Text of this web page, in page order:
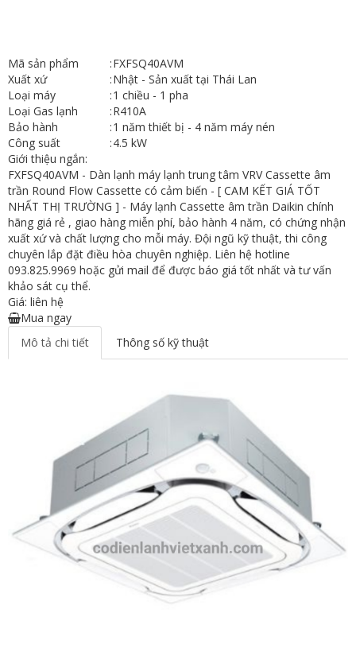
Mã sản phẩm :FXFSQ40AVM
Xuất xứ
:Nhật - Sản xuất tại Thái Lan
Loại máy
:1 chiều - 1 pha
Loại Gas lạnh
:R410A
Bảo hành
:1 năm thiết bị - 4 năm máy nén
Công suất
:4.5 kW
Giới thiệu ngắn:
FXFSQ40AVM - Dàn lạnh máy lạnh trung tâm VRV Cassette âm
trần Round Flow Cassette có cảm biến - [ CAM KẾT GIÁ TỐT
NHẤT THỊ TRƯỜNG ] - Máy lạnh Cassette âm trần Daikin chính
hãng giá rẻ , giao hàng miễn phí, bảo hành 4 năm, có chứng nhận
xuất xứ và chất lượng cho mỗi máy. Đội ngũ kỹ thuật, thi công
chuyên lắp đặt điều hòa chuyên nghiệp. Liên hệ hotline
093.825.9969 hoặc gửi mail để được báo giá tốt nhất và tư vấn
khảo sát cụ thể.
Giá: liên hệ
Mua ngay
Mô tả chi tiết
Thông số kỹ thuật